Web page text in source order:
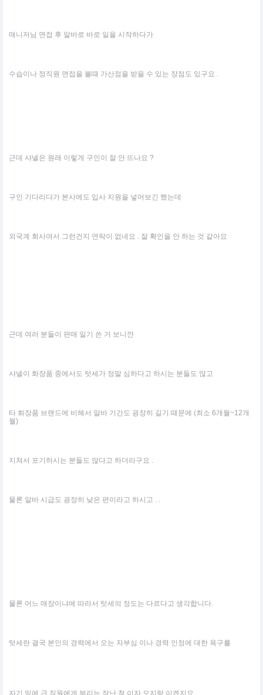
매니저님 면접 후 알바로 바로 일을 시작하다가
수습이나 정직원 면접을 볼때 가산점을 받을 수 있는 장점도 있구요 .
근데 샤넬은 원래 이렇게 구인이 잘 안 뜨나요 ?
구인 기다리다가 본사에도 입사 지원을 넣어보긴 했는데
외국계 회사여서 그런건지 연락이 없네요 . 잘 확인을 안 하는 것 같아요
근데 여러 분들이 판매 일기 쓴 거 보니깐
샤넬이 화장품 중에서도 텃세가 정말 심하다고 하시는 분들도 많고
타 화장품 브랜드에 비해서 알바 기간도 굉장히 길기 때문에 (최소 6개월~12개
월)
지쳐서 포기하시는 분들도 많다고 하더라구요 .
물론 알바 시급도 굉장히 낮은 편이라고 하시고 . .
물론 어느 매장이냐에 따라서 텃세의 정도는 다르다고 생각합니다.
텃세란 결국 본인의 경력에서 오는 자부심 이나 경력 인정에 대한 욕구를
자기 밑에 급 직원에게 부리는 잘난 척 이자 오지랖 이겠지요 .